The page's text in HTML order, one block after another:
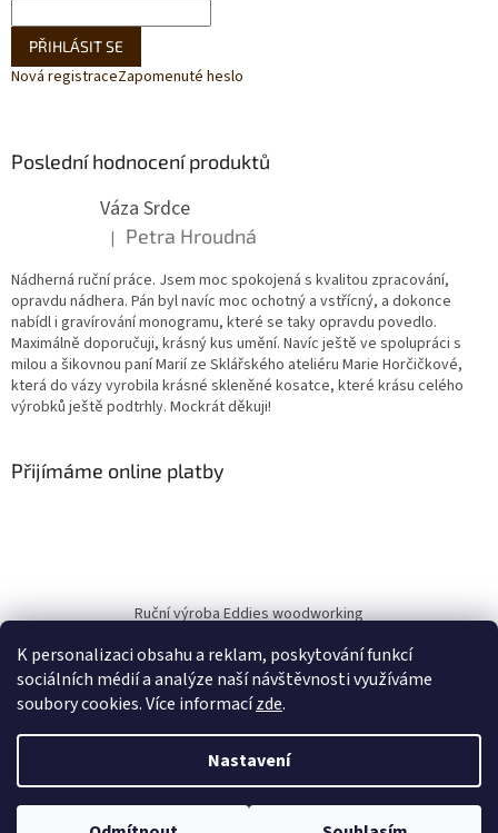
K personalizaci obsahu a reklam, poskytování funkcí
sociálních médií a analýze naší návštěvnosti využíváme
soubory cookies. Více informacízde.
Nastavení
PŘIHLÁSIT SE
Nová registraceZapomenuté heslo
Poslední hodnocení produktů
Váza Srdce
Hodnocení produktu je 5 z 5 hvězdiček.
| Petra Hroudná
Nádherná ruční práce. Jsem moc spokojená s kvalitou zpracování,
opravdu nádhera. Pán byl navíc moc ochotný a vstřícný, a dokonce
nabídl i gravírování monogramu, které se taky opravdu povedlo.
Maximálně doporučuji, krásný kus umění. Navíc ještě ve spolupráci s
milou a šikovnou paní Marií ze Sklářského ateliéru Marie Horčičkové,
která do vázy vyrobila krásné skleněné kosatce, které krásu celého
výrobků ještě podtrhly. Mockrát děkuji!
Přijímáme online platby
Ruční výroba Eddies woodworking
Nastavil tým EshopyUmíme.cz
Copyright 2026Eddies-Woodworking.cz. Všechna práva